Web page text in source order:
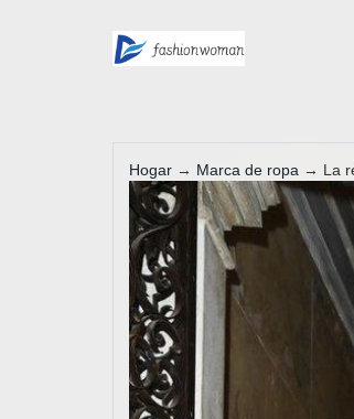
Hogar → Marca de ropa → La